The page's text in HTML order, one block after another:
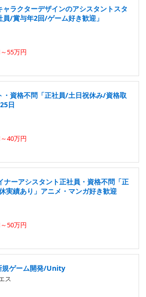
ラクターデザインのアシスタントスタ
員/賞与年2回/ゲーム好き歓迎」
55万円
・資格不問「正社員/土日祝休み/資格取
日
40万円
ナーアシスタント正社員・資格不問「正
実績あり」アニメ・マンガ好き歓迎
50万円
規ゲーム開発/Unity
ス